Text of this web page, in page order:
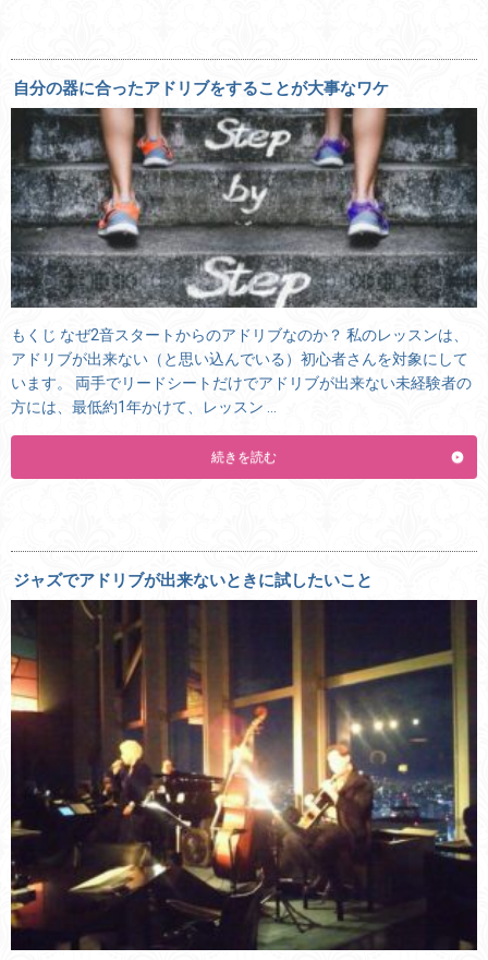
自分の器に合ったアドリブをすることが大事なワケ
もくじ なぜ2音スタートからのアドリブなのか？ 私のレッスンは、
アドリブが出来ない（と思い込んでいる）初心者さんを対象にして
います。 両手でリードシートだけでアドリブが出来ない未経験者の
方には、最低約1年かけて、レッスン …
続きを読む
ジャズでアドリブが出来ないときに試したいこと